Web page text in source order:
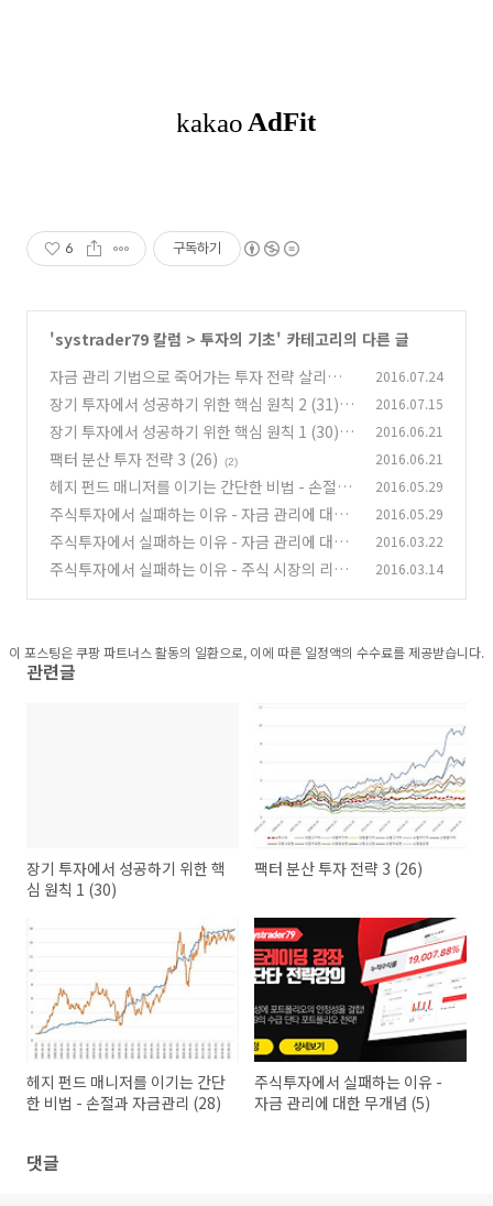
6 구독하기
'systrader79 칼럼 > 투자의 기초' 카테고리의 다른 글
자금 관리 기법으로 죽어가는 투자 전략 살리기
(33)
(1)
2016.07.24
장기 투자에서 성공하기 위한 핵심 원칙 2 (31)
(1)
2016.07.15
장기 투자에서 성공하기 위한 핵심 원칙 1 (30)
(7)
2016.06.21
팩터 분산 투자 전략 3 (26) (2) 2016.06.21
헤지 펀드 매니저를 이기는 간단한 비법 - 손절과
자금관리 (28)
(0)
2016.05.29
주식투자에서 실패하는 이유 - 자금 관리에 대한
무개념 (5)
(7)
2016.05.29
주식투자에서 실패하는 이유 - 자금 관리에 대한
무개념 (4)
(2)
2016.03.22
주식투자에서 실패하는 이유 - 주식 시장의 리스
2016.03.14
이 포스팅은 쿠팡 파트너스 활동의 일환으로, 이에 따른 일정액의 수수료를 제공받습니다.
관련글
장기 투자에서 성공하기 위한 핵
심 원칙 1 (30)
팩터 분산 투자 전략 3 (26)
헤지 펀드 매니저를 이기는 간단
한 비법 - 손절과 자금관리 (28)
주식투자에서 실패하는 이유 -
자금 관리에 대한 무개념 (5)
댓글